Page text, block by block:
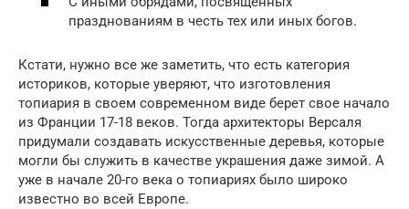
празднованиям в честь тех или иных богов.
Кстати, нужно все же заметить, что есть категория
историков, которые уверяют, что изготовления
топиария в своем современном виде берет свое начало
из Франции 17-18 веков. Тогда архитекторы Версаля
придумали создавать искусственные деревья, которые
могли бы служить в качестве украшения даже зимой. А
уже в начале 20-го века о топиариях было широко
известно во всей Европе.